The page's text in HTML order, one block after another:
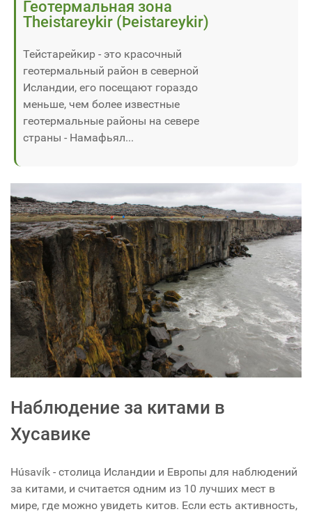
Геотермальная зона
Theistareykir (Þeistareykir)
Тейстарейкир - это красочный
геотермальный район в северной
Исландии, его посещают гораздо
меньше, чем более известные
геотермальные районы на севере
страны - Намафьял...
Наблюдение за китами в
Хусавике
Húsavík - столица Исландии и Европы для наблюдений
за китами, и считается одним из 10 лучших мест в
мире, где можно увидеть китов. Если есть активность,